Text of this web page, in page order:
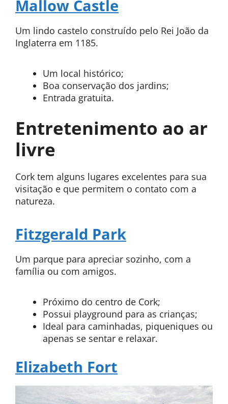
Mallow Castle
Um lindo castelo construído pelo Rei João da
Inglaterra em 1185.
Um local histórico;
Boa conservação dos jardins;
Entrada gratuita.
Entretenimento ao ar
livre
Cork tem alguns lugares excelentes para sua
visitação e que permitem o contato com a
natureza.
Fitzgerald Park
Um parque para apreciar sozinho, com a
família ou com amigos.
Próximo do centro de Cork;
Possui playground para as crianças;
Ideal para caminhadas, piqueniques ou
apenas se sentar e relaxar.
Elizabeth Fort